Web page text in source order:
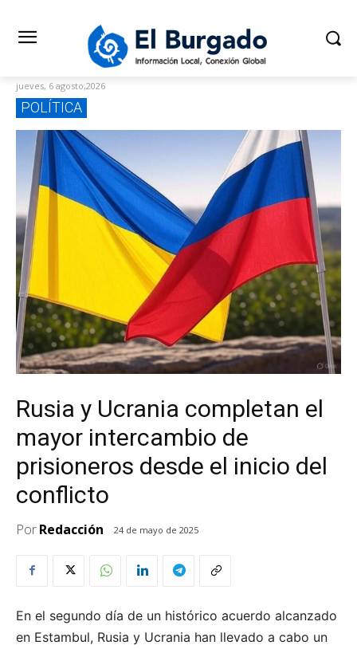
jueves, 6 agosto,2026
POLÍTICA
Rusia y Ucrania completan el
mayor intercambio de
prisioneros desde el inicio del
conflicto
PorRedacción 24 de mayo de 2025
En el segundo día de un histórico acuerdo alcanzado
en Estambul, Rusia y Ucrania han llevado a cabo un